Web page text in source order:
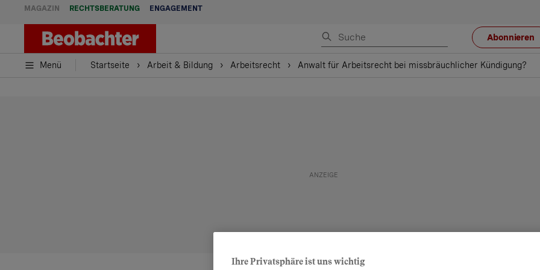
MAGAZIN RECHTSBERATUNG ENGAGEMENT
Abonnieren
Menü Startseite Arbeit & Bildung Arbeitsrecht Anwalt für Arbeitsrecht bei missbräuchlicher Kündigung?
Ihre Privatsphäre ist uns wichtig